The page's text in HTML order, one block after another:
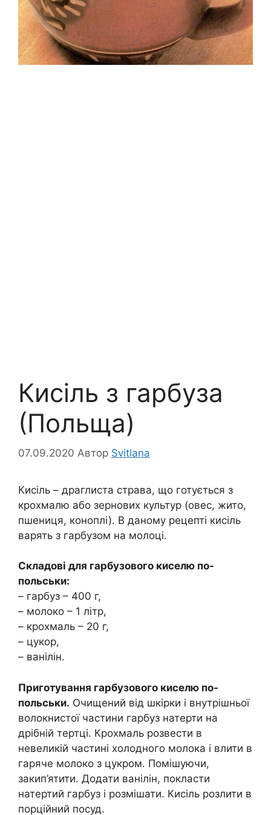
Кисіль з гарбуза
(Польща)
07.09.2020 Автор Svitlana
Кисіль – драглиста страва, що готується з
крохмалю або зернових культур (овес, жито,
пшениця, коноплі). В даному рецепті кисіль
варять з гарбузом на молоці.
Складові для гарбузового киселю по-
польськи:
– гарбуз – 400 г,
– молоко – 1 літр,
– крохмаль – 20 г,
– цукор,
– ванілін.
Приготування гарбузового киселю по-
польськи. Очищений від шкірки і внутрішньої
волокнистої частини гарбуз натерти на
дрібній тертці. Крохмаль розвести в
невеликій частині холодного молока і влити в
гаряче молоко з цукром. Помішуючи,
закип’ятити. Додати ванілін, покласти
натертий гарбуз і розмішати. Кисіль розлити в
порційний посуд.